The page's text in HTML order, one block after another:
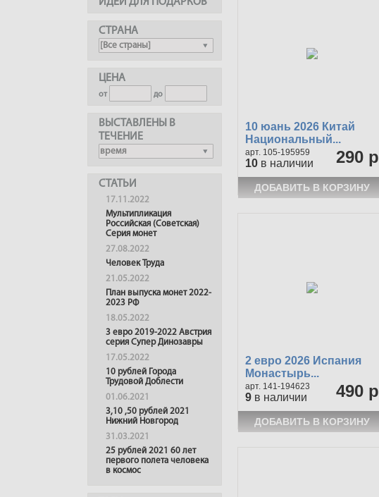
СТРАНА
ЦЕНА
от до
ВЫСТАВЛЕНЫ В
ТЕЧЕНИЕ
СТАТЬИ
17.11.2022
Мультипликация
Российская (Советская)
Серия монет
27.08.2022
Человек Труда
21.05.2022
План выпуска монет 2022-
2023 РФ
18.05.2022
3 евро 2019-2022 Австрия
серия Супер Динозавры
17.05.2022
10 рублей Города
Трудовой Доблести
01.06.2021
3,10 ,50 рублей 2021
Нижний Новгород
31.03.2021
25 рублей 2021 60 лет
первого полета человека
в космос
10 юань 2026 Китай
Национальный...
290 р
105-195959
10 в наличии
2 евро 2026 Испания
Монастырь...
490 р
141-194623
9 в наличии